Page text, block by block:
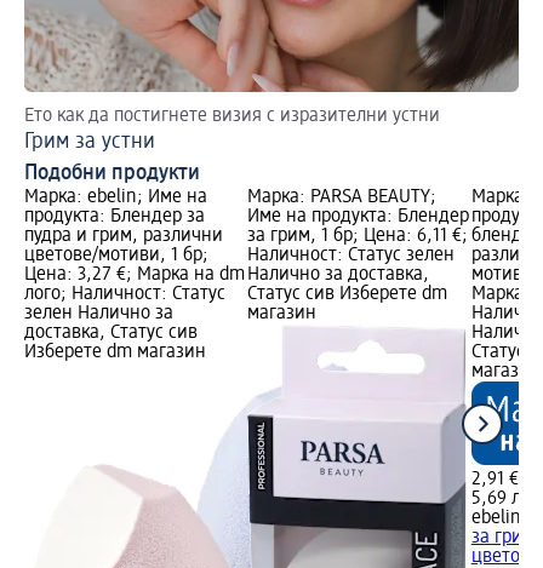
Ето как да постигнете визия с изразителни устни
Грим за устни
Подобни продукти
Марка: ebelin; Име на
продукта: Блендер за
пудра и грим, различни
цветове/мотиви, 1 бр;
Цена: 3,27 €; Марка на dm
лого; Наличност: Статус
зелен Налично за
доставка, Статус сив
Изберете dm магазин
Марка: PARSA BEAUTY;
Име на продукта: Блендер
за грим, 1 бр; Цена: 6,11 €;
Наличност: Статус зелен
Налично за доставка,
Статус сив Изберете dm
магазин
Марка:
мотиви,
Марка
Статус
магазин
2,91 €
5,69 лв.
ebelin
за